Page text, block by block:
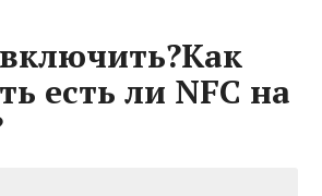
есть ли NFC на